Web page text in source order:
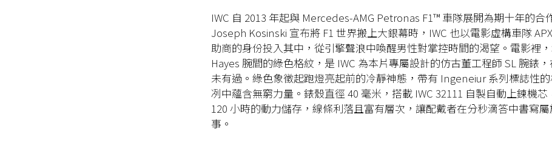
IWC 自 2013 年起與 Mercedes-AMG Petronas F1™ 車隊展開為期十年的合
Joseph Kosinski 宣布將 F1 世界搬上大銀幕時，IWC 也以電影虛構車隊
助商的身份投入其中，從引擎聲浪中喚醒男性對掌控時間的渴望。電影裡
Hayes 腕間的綠色格紋，是 IWC 為本片專屬設計的仿古董工程師 SL 腕錶
未有過。綠色象徵起跑燈亮起前的冷靜神態，帶有 Ingeneiur 系列標誌性
冽中蘊含無窮力量。錶殼直徑 40 毫米，搭載 IWC 32111 自製自動上鍊機芯
120 小時的動力儲存，線條利落且富有層次，讓配戴者在分秒滴答中書寫
事。